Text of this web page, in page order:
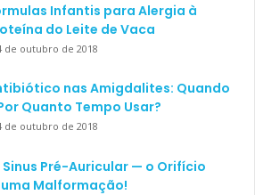
Infantis para Alergia à
do Leite de Vaca
de outubro de 2018
nas Amigdalites: Quando
Quanto Tempo Usar?
de outubro de 2018
Pré-Auricular — o Orifício
Malformação!